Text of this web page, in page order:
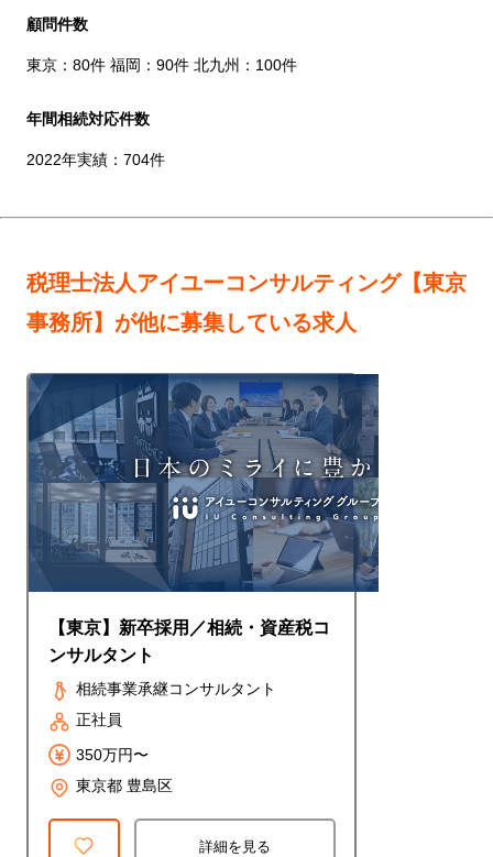
顧問件数
東京：80件 福岡：90件 北九州：100件
年間相続対応件数
2022年実績：704件
税理士法人アイユーコンサルティング【東京
事務所】が他に募集している求人
【東京】新卒採用／相続・資産税コ
ンサルタント
相続事業承継コンサルタント
正社員
350万円〜
東京都 豊島区
詳細を見る